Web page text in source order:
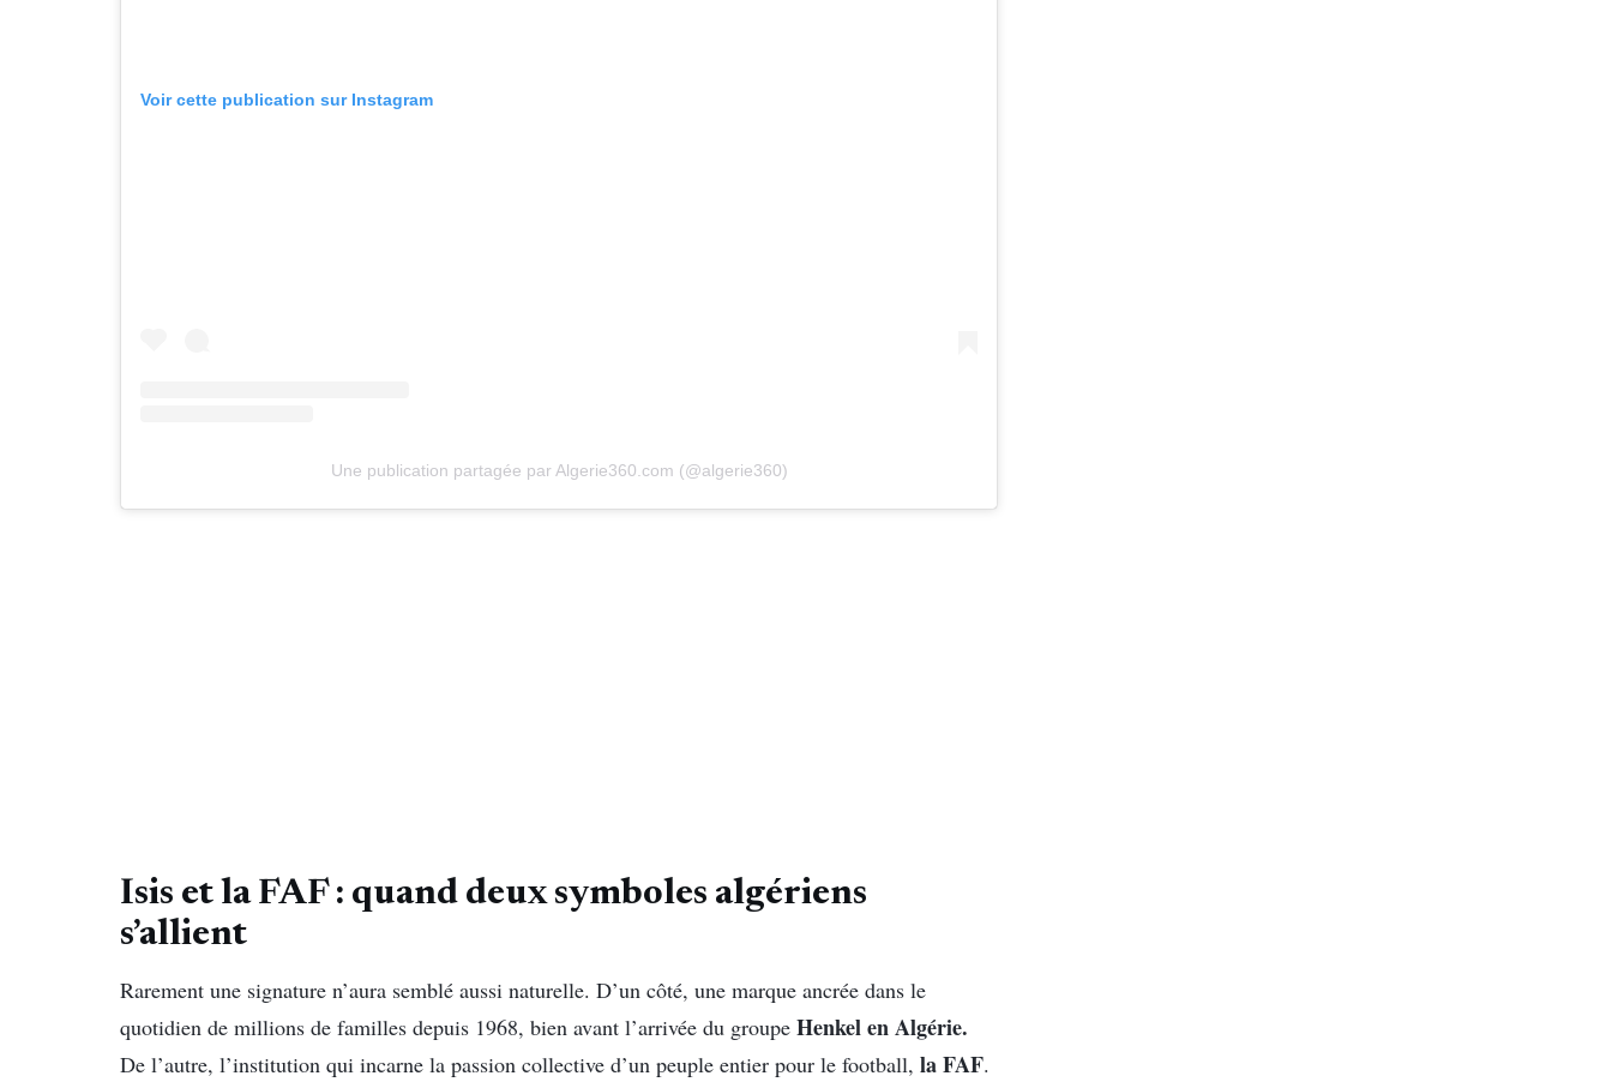
Voir cette publication sur Instagram
Une publication partagée par Algerie360.com (@algerie360)
Isis et la FAF : quand deux symboles algériens
s’allient
Rarement une signature n’aura semblé aussi naturelle. D’un côté, une marque ancrée dans le
quotidien de millions de familles depuis 1968, bien avant l’arrivée du groupe Henkel en Algérie.
De l’autre, l’institution qui incarne la passion collective d’un peuple entier pour le football, la FAF.